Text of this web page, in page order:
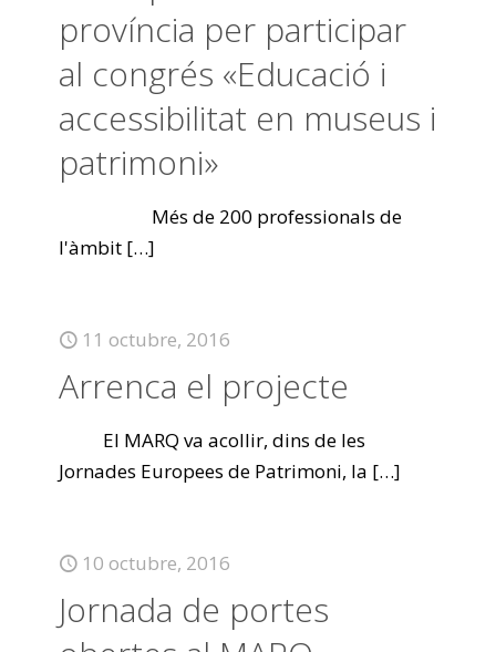
província per participar
al congrés «Educació i
accessibilitat en museus i
patrimoni»
Més de 200 professionals de
l'àmbit […]
11 octubre, 2016
Arrenca el projecte
El MARQ va acollir, dins de les
Jornades Europees de Patrimoni, la […]
10 octubre, 2016
Jornada de portes